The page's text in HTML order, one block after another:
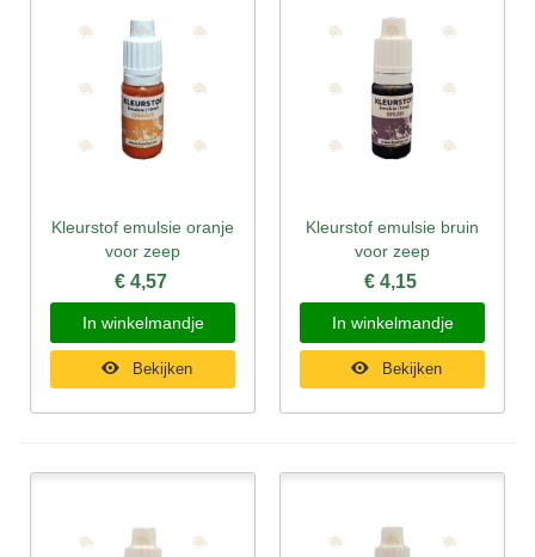
Kleurstof emulsie oranje
voor zeep
€ 4,57
In winkelmandje
Bekijken
Kleurstof emulsie bruin
voor zeep
€ 4,15
In winkelmandje
Bekijken